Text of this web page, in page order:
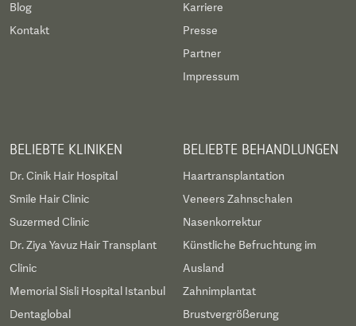
Blog
Kontakt
Karriere
Presse
Partner
Impressum
BELIEBTE KLINIKEN
Dr. Cinik Hair Hospital
Smile Hair Clinic
Suzermed Clinic
Dr. Ziya Yavuz Hair Transplant
Clinic
Memorial Sisli Hospital Istanbul
Dentaglobal
BELIEBTE BEHANDLUNGEN
Haartransplantation
Veneers Zahnschalen
Nasenkorrektur
Künstliche Befruchtung im
Ausland
Zahnimplantat
Brustvergrößerung